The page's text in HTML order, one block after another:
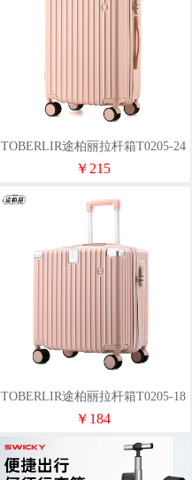
TOBERLIR途柏丽拉杆箱T0205-24
寸
￥215
TOBERLIR途柏丽拉杆箱T0205-18
寸
￥184